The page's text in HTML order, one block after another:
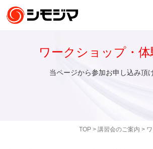
TOP> 講習会のご案内 >
ワークショップ・体
当ページから参加お申し込み頂